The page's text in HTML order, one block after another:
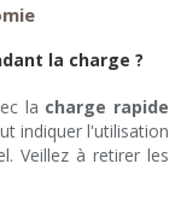
la charge ?
la charge rapide
indiquer l'utilisation
Veillez à retirer les